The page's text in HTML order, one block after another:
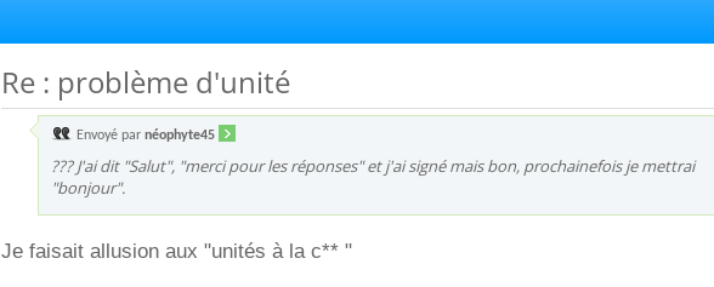
Re : problème d'unité
Envoyé par néophyte45
??? J'ai dit "Salut", "merci pour les réponses" et j'ai signé mais bon, prochainefois je mettrai
"bonjour".
Je faisait allusion aux "unités à la c** "